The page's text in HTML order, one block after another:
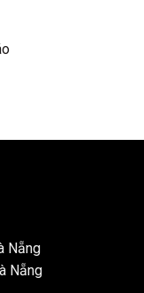
Nẵng
Nẵng